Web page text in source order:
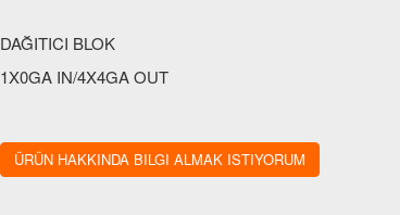
DAĞITICI BLOK
1X0GA IN/4X4GA OUT
ÜRÜN HAKKINDA BILGI ALMAK ISTIYORUM